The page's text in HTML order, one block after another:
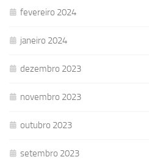
fevereiro 2024
janeiro 2024
dezembro 2023
novembro 2023
outubro 2023
setembro 2023